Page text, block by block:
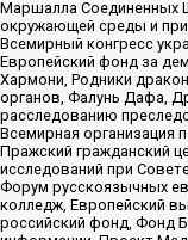
Маршалла Соединенных
окружающей среды и
Всемирный конгресс
Европейский фонд за
Хармони, Родники
органов, Фалунь Дафа,
расследованию
Всемирная организация
Пражский гражданский
исследований при
Форум русскоязычных
колледж, Европейский
российский фонд, Фонд